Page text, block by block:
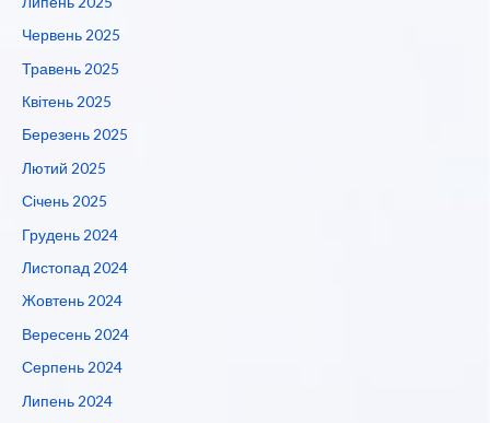
Червень 2025
Травень 2025
Квітень 2025
Березень 2025
Лютий 2025
Січень 2025
Грудень 2024
Листопад 2024
Жовтень 2024
Вересень 2024
Серпень 2024
Липень 2024